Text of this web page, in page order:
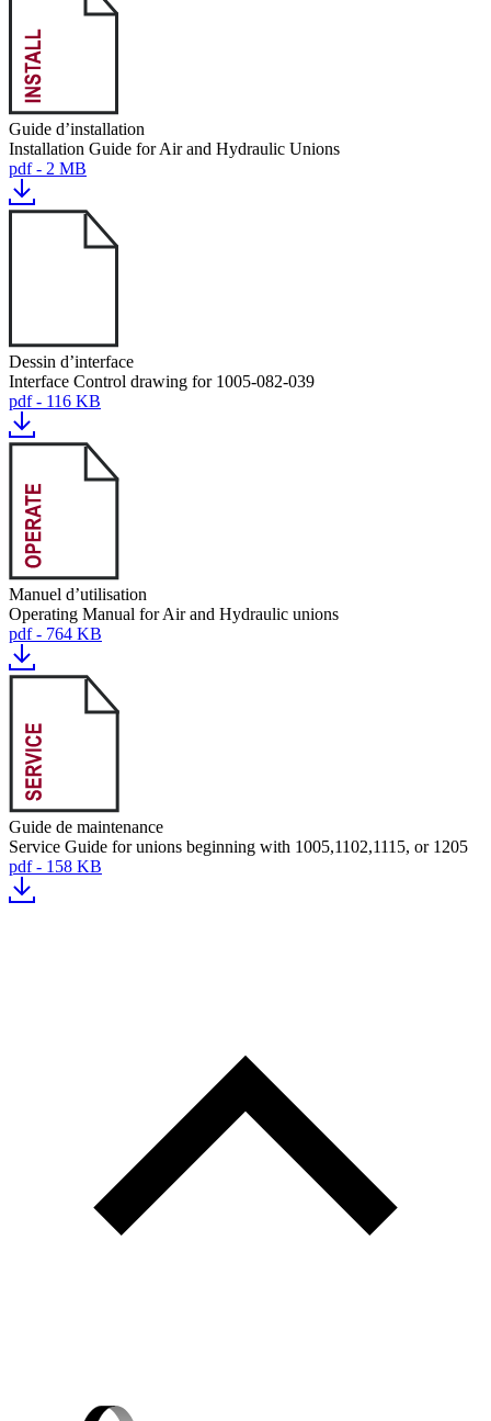
Guide d’installation
Installation Guide for Air and Hydraulic Unions
pdf - 2 MB
Dessin d’interface
Interface Control drawing for 1005-082-039
pdf - 116 KB
Manuel d’utilisation
Operating Manual for Air and Hydraulic unions
pdf - 764 KB
Guide de maintenance
Service Guide for unions beginning with 1005,1102,1115, or 1205
pdf - 158 KB